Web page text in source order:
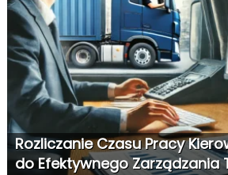
Rozliczanie Czasu Pracy
do Efektywnego Zarządzania